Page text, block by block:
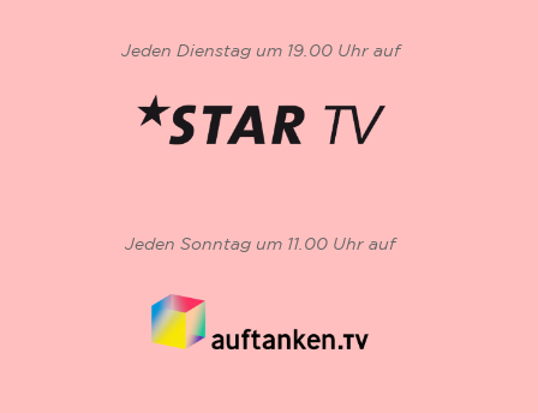
Jeden Dienstag um 19.00 Uhr auf
Jeden Sonntag um 11.00 Uhr auf